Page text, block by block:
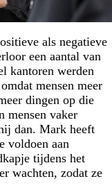
als negatieve
een aantal van
kantoren werden
mensen meer
dingen op die
mensen vaker
dan. Mark heeft
voldoen aan
tijdens het
wachten, zodat ze